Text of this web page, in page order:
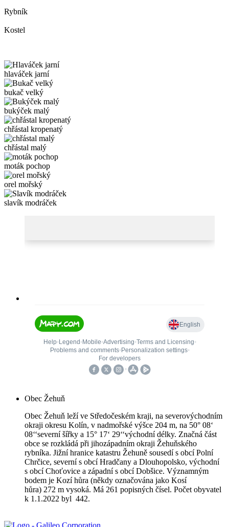
Rybník
Kostel
hlaváček jarní
bukač velký
bukýček malý
chřástal kropenatý
chřástal malý
moták pochop
orel mořský
slavík modráček
Obec Žehuň
Obec Žehuň leží ve Středočeském kraji, na severovýchodním
okraji okresu Kolín, v nadmořské výšce 204 m, na 50° 08‘
08‘‘severní šířky a 15° 17‘ 29‘‘východní délky. Značná část
obce se rozkládá při jihozápadním okraji Žehuňského
rybníka. Jižní hranice katastru Žehuně sousedí s obcí Polní
Chrčice, severní s obcí Hradčany a Dlouhopolsko, východní
s obcí Choťovice a západní s obcí Dobšice. Významným
bodem je Kozí hůra (někdy označována jako Kosí
hůra) 272 m vysoká. Má 261 popisných čísel. Počet obyvatel
k 1.1.2022 byl 442.